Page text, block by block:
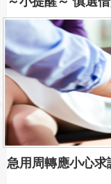
急用周轉應小心